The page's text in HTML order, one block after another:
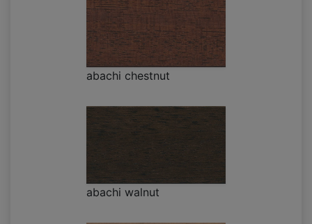
abachi chestnut
abachi walnut